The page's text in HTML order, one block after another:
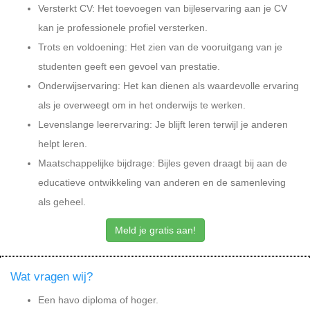
Versterkt CV: Het toevoegen van bijleservaring aan je CV
kan je professionele profiel versterken.
Trots en voldoening: Het zien van de vooruitgang van je
studenten geeft een gevoel van prestatie.
Onderwijservaring: Het kan dienen als waardevolle ervaring
als je overweegt om in het onderwijs te werken.
Levenslange leerervaring: Je blijft leren terwijl je anderen
helpt leren.
Maatschappelijke bijdrage: Bijles geven draagt bij aan de
educatieve ontwikkeling van anderen en de samenleving
als geheel.
Meld je gratis aan!
Wat vragen wij?
Een havo diploma of hoger.